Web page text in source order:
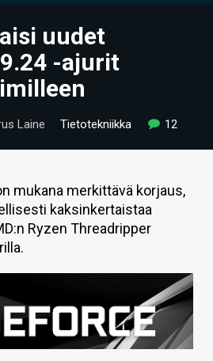
uudet
-ajurit
Laine Tietotekniikka 12
mukana merkittävä korjaus,
kaksinkertaistaa
Ryzen Threadripper